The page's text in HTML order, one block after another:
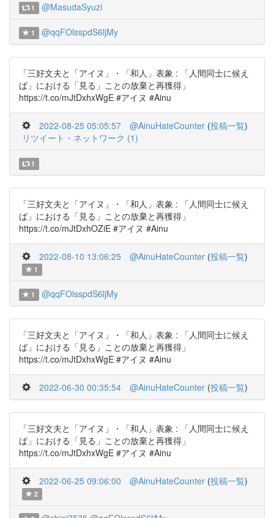
1 @MasudaSyuzi
1 @qqFOlsspdS6ljMy
「三好文夫と「アイヌ」・「和人」表象 : 「人間同士に候え
ば」における「見る」ことの放棄と再獲得」
https://t.co/mJtDxhxWgE #アイヌ #Ainu
2022-08-25 05:05:57 @AinuHateCounter (投稿一覧)
リツイート・ネットワーク (1)
1
「三好文夫と「アイヌ」・「和人」表象 : 「人間同士に候え
ば」における「見る」ことの放棄と再獲得」
https://t.co/mJtDxhOZiE #アイヌ #Ainu
2022-08-10 13:06:25 @AinuHateCounter (投稿一覧)
1
1 @qqFOlsspdS6ljMy
「三好文夫と「アイヌ」・「和人」表象 : 「人間同士に候え
ば」における「見る」ことの放棄と再獲得」
https://t.co/mJtDxhxWgE #アイヌ #Ainu
2022-06-30 00:35:54 @AinuHateCounter (投稿一覧)
「三好文夫と「アイヌ」・「和人」表象 : 「人間同士に候え
ば」における「見る」ことの放棄と再獲得」
https://t.co/mJtDxhxWgE #アイヌ #Ainu
2022-06-25 09:06:00 @AinuHateCounter (投稿一覧)
2